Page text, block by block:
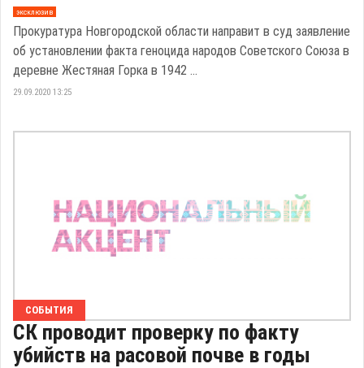
эксклюзив
Прокуратура Новгородской области направит в суд заявление
об установлении факта геноцида народов Советского Союза в
деревне Жестяная Горка в 1942 ...
29.09.2020 13:25
СОБЫТИЯ
СК проводит проверку по факту
убийств на расовой почве в годы